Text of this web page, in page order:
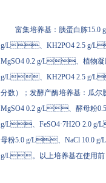
富集培养基：胰蛋白
g/L、KH2PO4 2.5 g/L
MgSO4 0.2 g/L、植物凝
g/L、KH2PO4 2.5 g/
分数）；发酵产酶培养基
MgSO4 0.2 g/L、酵母粉0.5
g/L、FeSO4·7H2O 2.0 g/
母粉5.0 g/L、NaCl 10.0 g/
g/L。以上培养基在使用前